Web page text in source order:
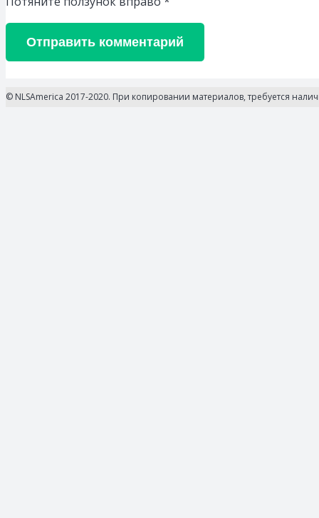
Отправить комментарий
© NLSAmerica 2017-2020. При копировании материалов, требуется